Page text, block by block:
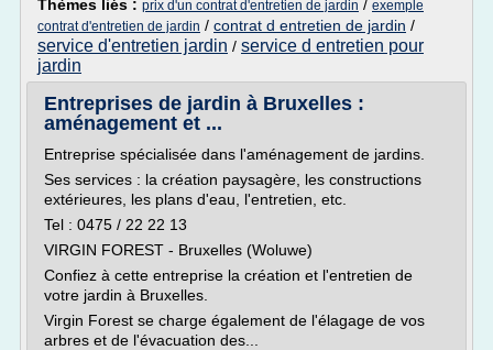
Thèmes liés : prix d'un contrat d'entretien de jardin / exemple
contrat d'entretien de jardin / contrat d entretien de jardin /
service d'entretien jardin / service d entretien pour
jardin
Entreprises de jardin à Bruxelles :
aménagement et ...
Entreprise spécialisée dans l'aménagement de jardins.
Ses services : la création paysagère, les constructions
extérieures, les plans d'eau, l'entretien, etc.
Tel : 0475 / 22 22 13
VIRGIN FOREST - Bruxelles (Woluwe)
Confiez à cette entreprise la création et l'entretien de
votre jardin à Bruxelles.
Virgin Forest se charge également de l'élagage de vos
arbres et de l'évacuation des...